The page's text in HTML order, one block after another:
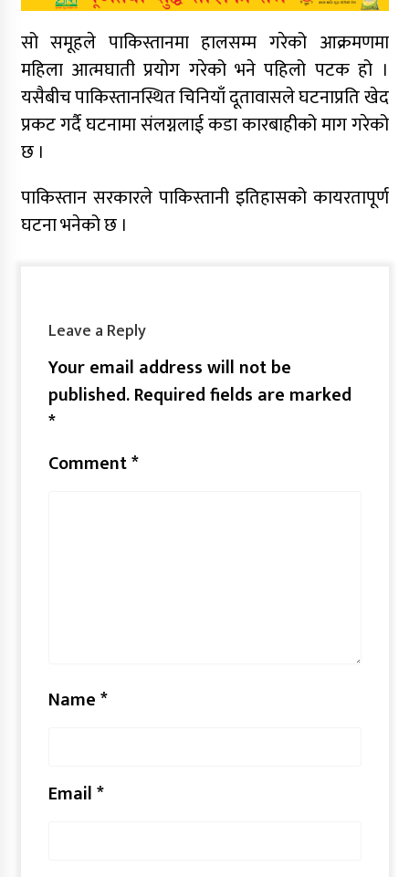
सो समूहले पाकिस्तानमा हालसम्म गरेको आक्रमणमा
महिला आत्मघाती प्रयोग गरेको भने पहिलो पटक हो ।
यसैबीच पाकिस्तानस्थित चिनियाँ दूतावासले घटनाप्रति खेद
प्रकट गर्दै घटनामा संलग्नलाई कडा कारबाहीको माग गरेको
छ ।
पाकिस्तान सरकारले पाकिस्तानी इतिहासको कायरतापूर्ण
घटना भनेको छ ।
Leave a Reply
Your email address will not be
published.Required fields are marked
*
Comment*
Name*
Email*